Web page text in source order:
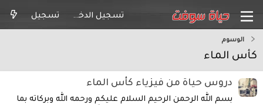
تسجيل الدخول تسجيل
الوسوم
كأس الماء
دروس حياة من فيزياء كأس الماء
بسم الله الرحمن الرحيم السلام عليكم ورحمه الله وبركاته بما